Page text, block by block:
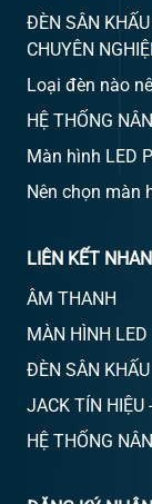
ĐÈN SÂN
CHUYÊN
Loại đèn nào
HỆ THỐNG
Màn hình LED
Nên chọn màn
LIÊN KẾT
ÂM THANH
MÀN HÌNH LED
ĐÈN SÂN KHẤU
JACK TÍN HIỆU
HỆ THỐNG